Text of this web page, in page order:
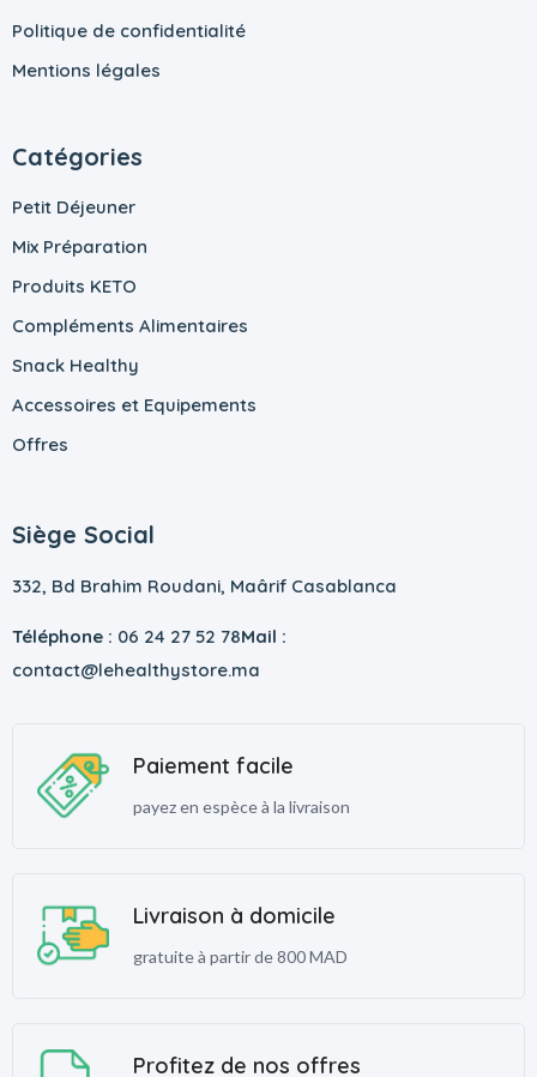
Politique de confidentialité
Mentions légales
Catégories
Petit Déjeuner
Mix Préparation
Produits KETO
Compléments Alimentaires
Snack Healthy
Accessoires et Equipements
Offres
Siège Social
332, Bd Brahim Roudani, Maârif Casablanca
Téléphone : 06 24 27 52 78Mail :
contact@lehealthystore.ma
Paiement facile
payez en espèce à la livraison
Livraison à domicile
gratuite à partir de 800 MAD
Profitez de nos offres